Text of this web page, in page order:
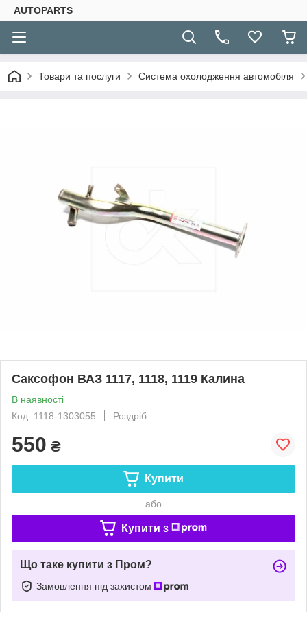
AUTOPARTS
Товари та послуги Система охолодження автомобіля
Cаксофон ВАЗ 1117, 1118, 1119 Калина
В наявності
Код: 1118-1303055
Роздріб
550 ₴
Купити
або
Купити з
Що таке купити з Пром?
Замовлення під захистом